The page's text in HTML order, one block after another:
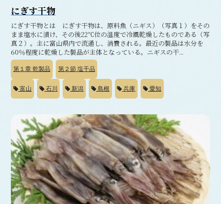
にぎす干物
にぎす干物とは にぎす干物は、原料魚（ニギス）（写真１）をその
まま塩水に漬け、その後22℃位の温度で冷風乾燥したものである（写
真２）。主に富山県内で流通し、消費される。最近の製品は水分を
60％程度に乾燥した製品が主体となっている。ニギスの干...
第１章 乾製品 第２節塩干品
富山 石川 新潟 島根 兵庫 愛知